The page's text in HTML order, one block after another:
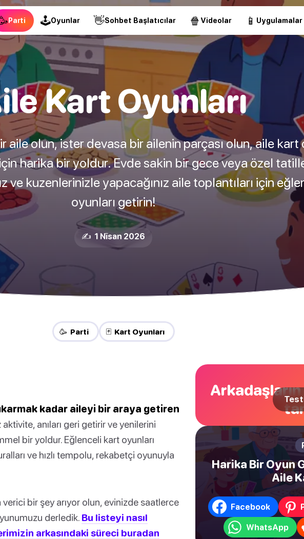
Parti 🕹Oyunlar 👋Sohbet Başlatıcılar 🍿 Videolar 📱 Uygulamalar
Kart Oyunları
aile olun, ister devasa bir ailenin parçası olun, aile kart
harika bir yoldur. Evde sakin bir gece veya özel
ve kuzenlerinizle yapacağınız aile toplantıları için
oyunları getirin!
✍️ 1 Nīsan 2026
🥳 Parti 🃏 Kart Oyunları
kadar aileyi bir araya getiren
anıları geri getirir ve yenilerini
bir yoldur. Eğlenceli kart oyunları
ve hızlı tempolu, rekabetçi oyunuyla
bir şey arıyor olun, evinizde saatlerce
derledik. Bu listeyi nasıl
arkasındaki süreci buradan
Harika Bir Oyun
Aile
Facebook
WhatsApp